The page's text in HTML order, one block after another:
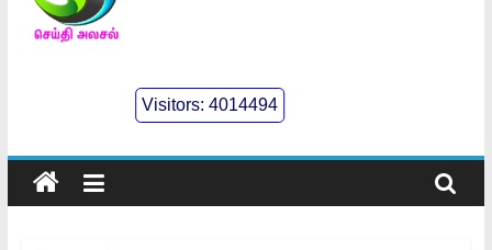
செய்திஅலசல்
Seidhialasal
Tamil
Online
Visitors:4014494